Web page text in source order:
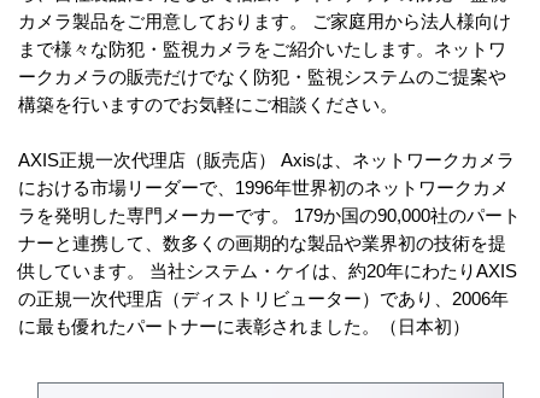
カメラ製品をご用意しております。 ご家庭用から法人様向け
まで様々な防犯・監視カメラをご紹介いたします。ネットワ
ークカメラの販売だけでなく防犯・監視システムのご提案や
構築を行いますのでお気軽にご相談ください。
AXIS正規一次代理店（販売店） Axisは、ネットワークカメラ
における市場リーダーで、1996年世界初のネットワークカメ
ラを発明した専門メーカーです。 179か国の90,000社のパート
ナーと連携して、数多くの画期的な製品や業界初の技術を提
供しています。 当社システム・ケイは、約20年にわたりAXIS
の正規一次代理店（ディストリビューター）であり、2006年
に最も優れたパートナーに表彰されました。（日本初）